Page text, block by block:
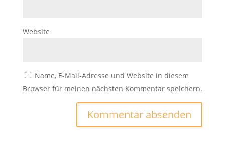
Website
Name, E-Mail-Adresse und Website in diesem
Browser für meinen nächsten Kommentar speichern.